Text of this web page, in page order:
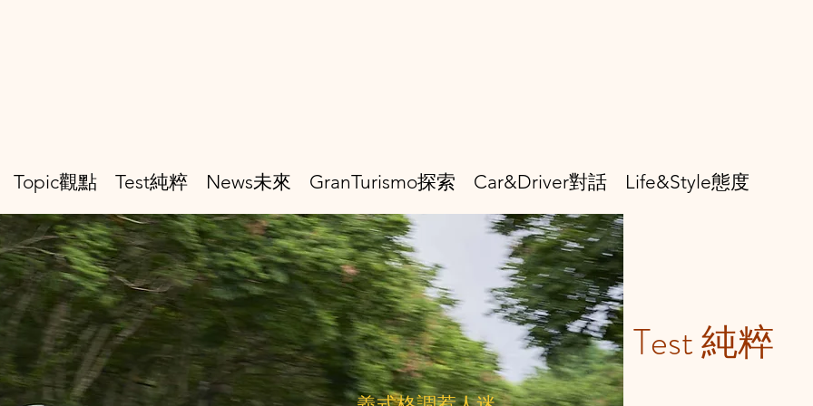
Topic觀點 Test純粹 News未來 GranTurismo探索 Car&Driver對話 Life&Style態度
Test 純粹